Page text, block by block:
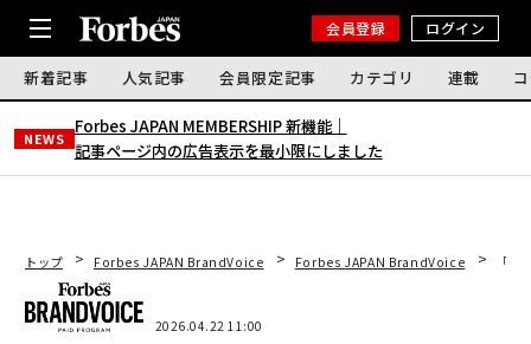
会員登録 ログイン
新着記事 人気記事 会員限定記事 カテゴリ 連載
NEWS
Forbes JAPAN MEMBERSHIP 新機能｜
記事ページ内の広告表示を最小限にしました
トップ Forbes JAPAN BrandVoice Forbes JAPAN BrandVoice 「
2026.04.22 11:00